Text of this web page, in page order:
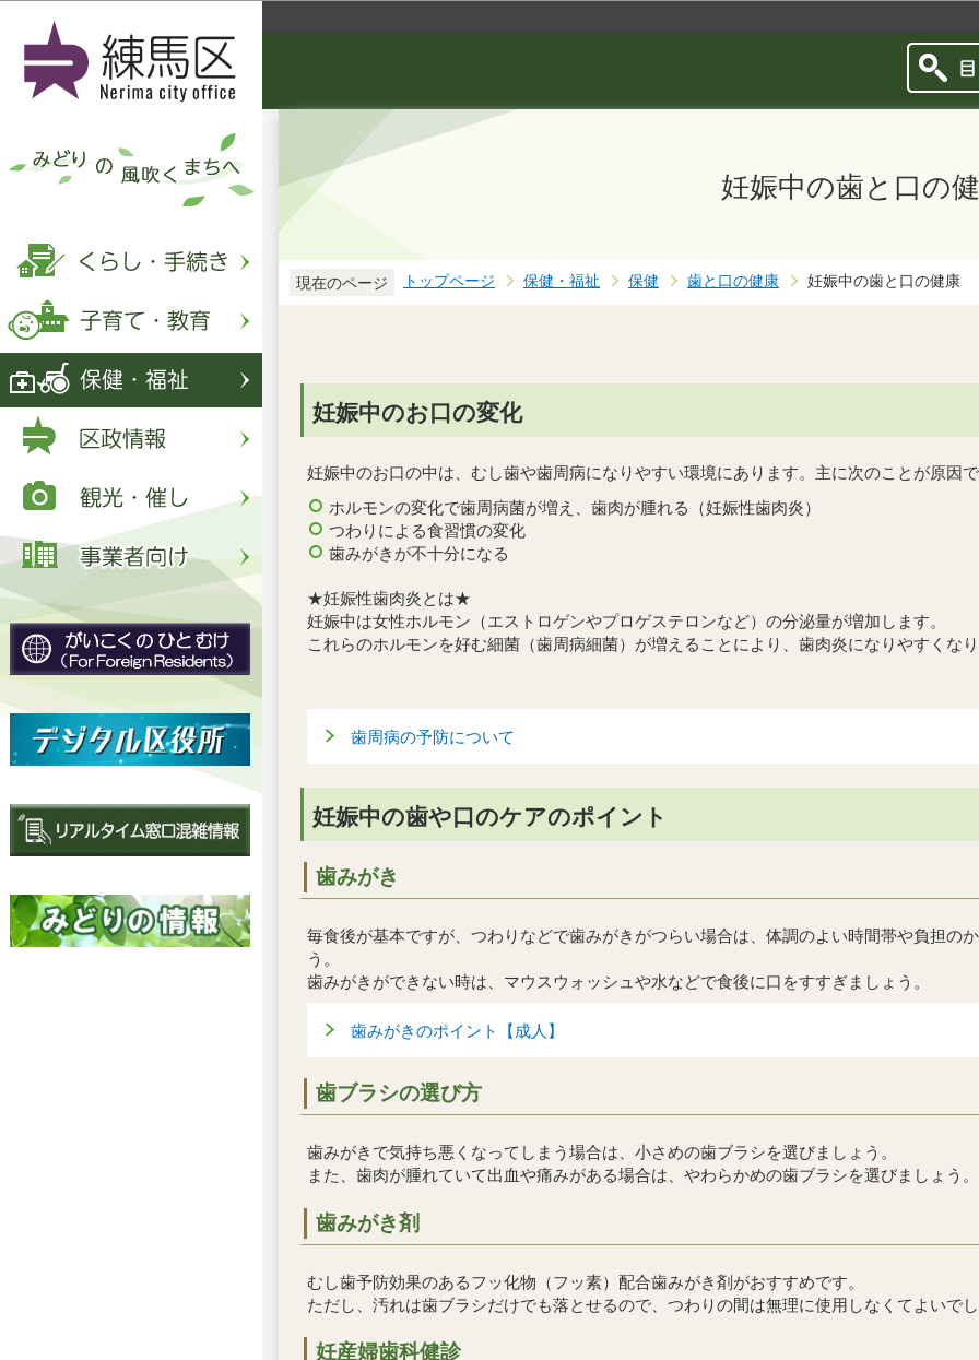
妊娠中の歯と口の
現在のページ トップページ 保健・福祉 保健 歯と口の健康 妊娠中の歯と口の健康
妊娠中のお口の変化
妊娠中のお口の中は、むし歯や歯周病になりやすい環境にあります。主に次のことが原因
ホルモンの変化で歯周病菌が増え、歯肉が腫れる（妊娠性歯肉炎）
つわりによる食習慣の変化
歯みがきが不十分になる
★妊娠性歯肉炎とは★
妊娠中は女性ホルモン（エストロゲンやプロゲステロンなど）の分泌量が増加します。
これらのホルモンを好む細菌（歯周病細菌）が増えることにより、歯肉炎になりやすくな
歯周病の予防について
妊娠中の歯や口のケアのポイント
歯みがき
毎食後が基本ですが、つわりなどで歯みがきがつらい場合は、体調のよい時間帯や負担の
う。
歯みがきができない時は、マウスウォッシュや水などで食後に口をすすぎましょう。
歯みがきのポイント【成人】
歯ブラシの選び方
歯みがきで気持ち悪くなってしまう場合は、小さめの歯ブラシを選びましょう。
また、歯肉が腫れていて出血や痛みがある場合は、やわらかめの歯ブラシを選びましょう。
歯みがき剤
むし歯予防効果のあるフッ化物（フッ素）配合歯みがき剤がおすすめです。
ただし、汚れは歯ブラシだけでも落とせるので、つわりの間は無理に使用しなくてよいで
妊産婦歯科健診